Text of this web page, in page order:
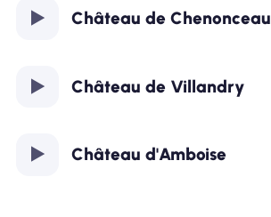
Château de Chenonceau
Château de Villandry
Château d'Amboise